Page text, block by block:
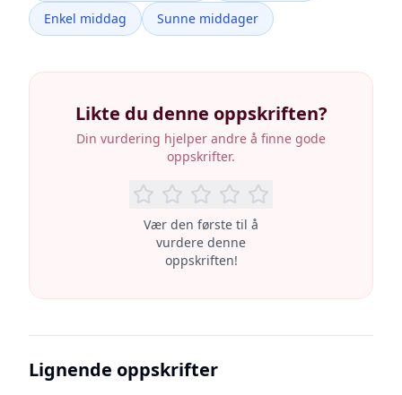
Enkel middag
Sunne middager
Likte du denne oppskriften?
Din vurdering hjelper andre å finne gode
oppskrifter.
Vær den første til å
vurdere denne
oppskriften!
Lignende oppskrifter